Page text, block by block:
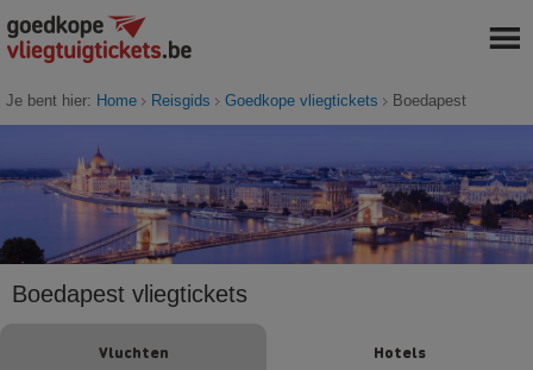
Je bent hier: Home Reisgids Goedkope vliegtickets Boedapest
Boedapest vliegtickets